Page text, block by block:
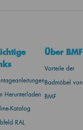
Herunterladen
Katalog
RAL
Über BMF
Vorteile der
Badmöbel von
BMF